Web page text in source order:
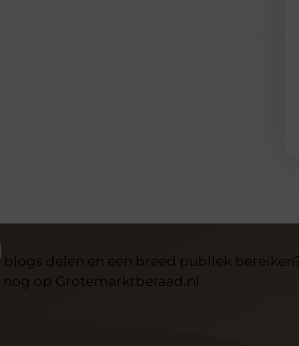
delen en een breed publiek
nog op Grotemarktberaad.nl